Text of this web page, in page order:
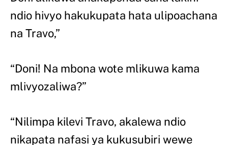
ndio hivyo hakukupata hata ulipoachana
na Travo,”
“Doni! Na mbona wote mlikuwa kama
mlivyozaliwa?”
“Nilimpa kilevi Travo, akalewa ndio
nikapata nafasi ya kukusubiri wewe